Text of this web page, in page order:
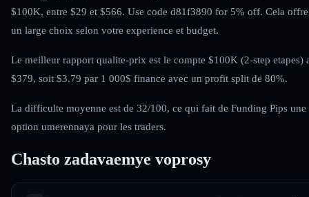
$100K, entre $29 et $566. Use code d81f3890 for 5% off. Cela offre
un large choix selon votre experience et budget.
Le meilleur rapport qualite-prix est le compte $100K (2-step etapes)
$379, soit $3.79 par 1 000$ finance avec un profit split de 80%.
La difficulte moyenne est de 32/100, ce qui fait de Funding Pips une
option umerennaya pour les traders.
Chasto zadavaemye voprosy